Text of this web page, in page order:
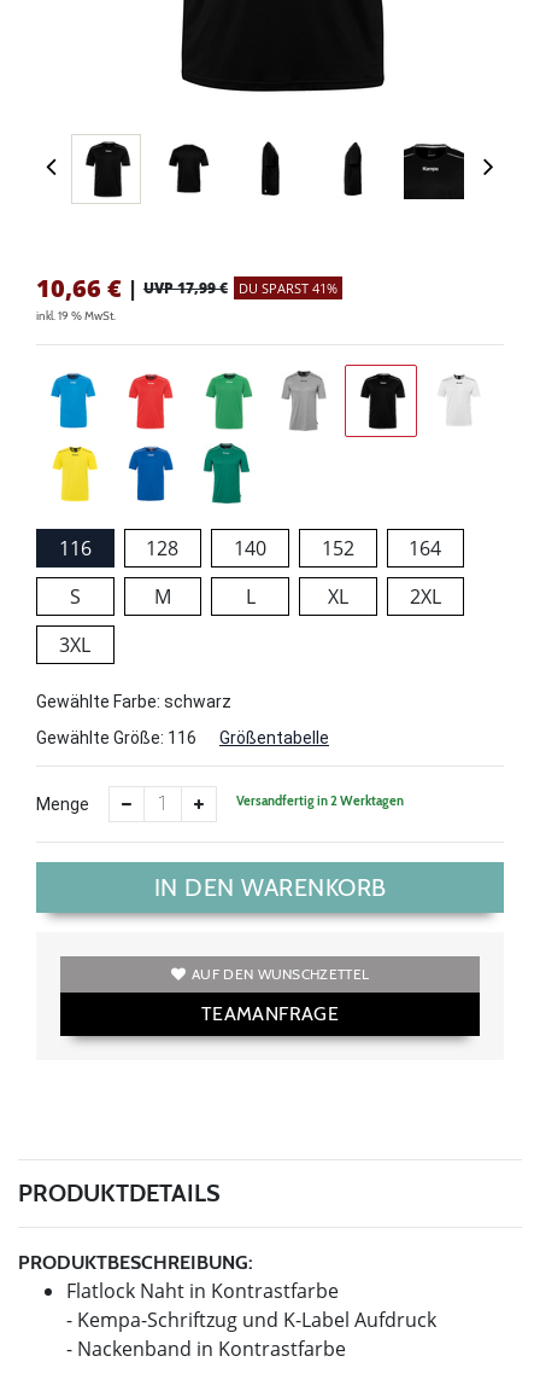
10,66 € | UVP 17,99 € DU SPARST 41%
inkl. 19 % MwSt.
116 128 140 152
164
S
M L XL
2XL
3XL
Gewählte Farbe: schwarz
Gewählte Größe: 116 Größentabelle
Menge Versandfertig in 2 Werktagen
IN DEN WARENKORB
AUF DEN WUNSCHZETTEL
TEAMANFRAGE
PRODUKTDETAILS
PRODUKTBESCHREIBUNG:
Flatlock Naht in Kontrastfarbe
- Kempa-Schriftzug und K-Label Aufdruck
- Nackenband in Kontrastfarbe